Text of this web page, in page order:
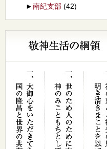
►南紀支部 (42)